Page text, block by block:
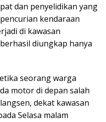
dan penyelidikan yang
kendaraan
di kawasan
diungkap hanya
seorang warga
motor di depan salah
dekat kawasan
Selasa malam